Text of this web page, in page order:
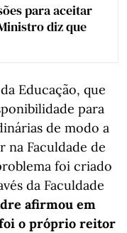
para aceitar
diz que
Educação, que
para
de modo a
na Faculdade de
foi criado
da Faculdade
afirmou em
o próprio reitor